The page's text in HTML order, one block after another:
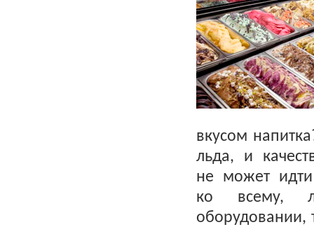
вкусом
льда, и
не может
ко всему,
оборудовании,